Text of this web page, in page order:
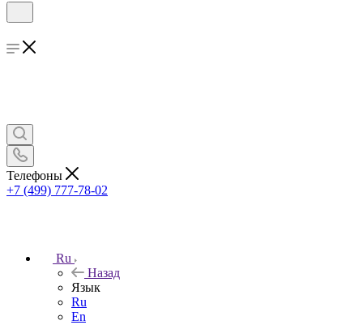
Телефоны
+7 (499) 777-78-02
Ru
Назад
Язык
Ru
En